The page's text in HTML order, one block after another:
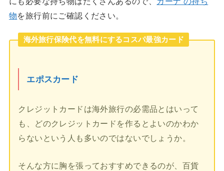
物を旅行前にご確認ください。
海外旅行保険代を無料にするコスパ最強カード
エポスカード
クレジットカードは海外旅行の必需品とはいって
も、どのクレジットカードを作るとよいのかわか
らないという人も多いのではないでしょうか。
そんな方に胸を張っておすすめできるのが、百貨